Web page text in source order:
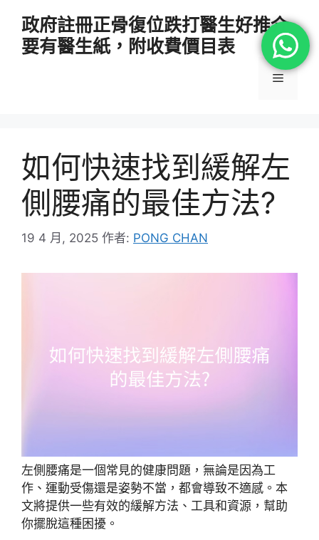
政府註冊正骨復位跌打醫生好推介
要有醫生紙，附收費價目表
選
如何快速找到緩解左
側腰痛的最佳方法?
19 4 月, 2025 作者: PONG CHAN
左側腰痛是一個常見的健康問題，無論是因為工
作、運動受傷還是姿勢不當，都會導致不適感。本
文將提供一些有效的緩解方法、工具和資源，幫助
你擺脫這種困擾。